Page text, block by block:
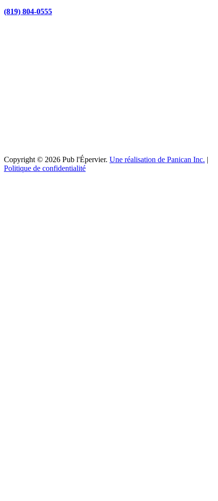
(819) 804-0555
Copyright © 2026 Pub l'Épervier. Une réalisation de Panican Inc. |
Politique de confidentialité